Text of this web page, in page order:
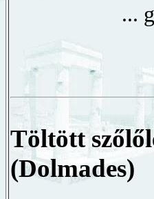
...
Töltött
(Dolmades)